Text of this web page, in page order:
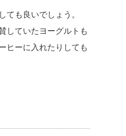
ても良いでしょう。
していたヨーグルトも
ヒーに入れたりしても